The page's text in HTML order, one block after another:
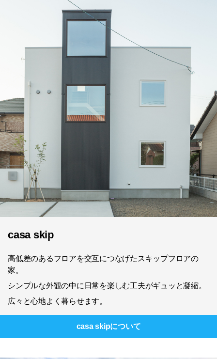
casa skip
高低差のあるフロアを交互につなげたスキップフロアの
家。
シンプルな外観の中に日常を楽しむ工夫がギュッと凝縮。
広々と心地よく暮らせます。
casa skipについて